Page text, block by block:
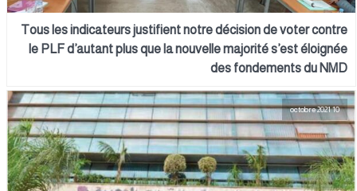
Tous les indicateurs justifient notre décision de voter contre
le PLF d’autant plus que la nouvelle majorité s’est éloignée
des fondements du NMD
10 octobre 2021